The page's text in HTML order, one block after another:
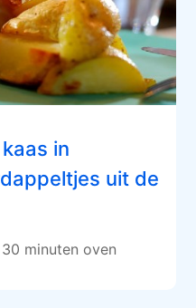
in
uit de
minuten oven